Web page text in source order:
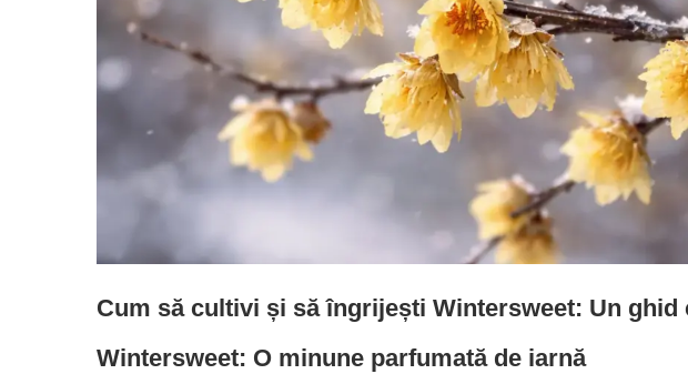
Cum să cultivi și să îngrijești Wintersweet: Un ghid
Wintersweet: O minune parfumată de iarnă